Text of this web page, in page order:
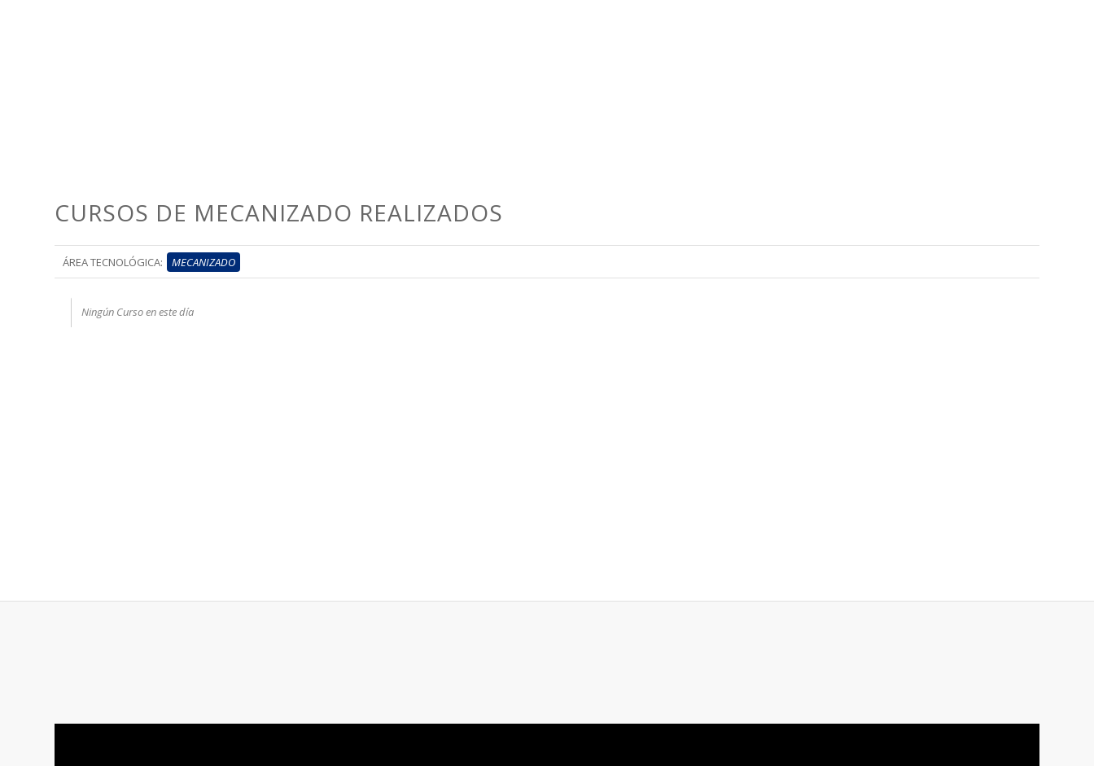
CURSOS DE MECANIZADO REALIZADOS
ÁREA TECNOLÓGICA: MECANIZADO
Ningún Curso en este día